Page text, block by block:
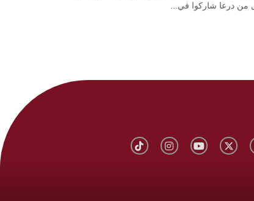
من درعا شاركوا في...